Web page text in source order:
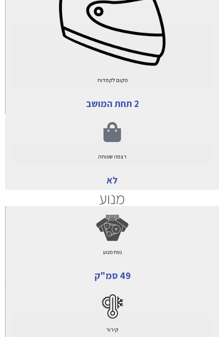
מקום לקסדות
2 תחת המושב
רצפה שטוחה
לא
מנוע
נפח מנוע
49 סמ"ק
קירור